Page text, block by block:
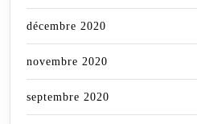
décembre 2020
novembre 2020
septembre 2020